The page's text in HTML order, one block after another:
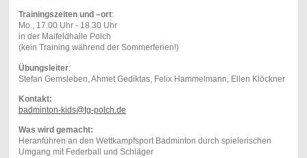
Trainingszeiten und –ort:
Mo., 17.00 Uhr - 18.30 Uhr
in der Maifeldhalle Polch
(kein Training während der Sommerferien!)
Übungsleiter:
Stefan Gemsleben, Ahmet Gediktas, Felix Hammelmann, Ellen Klöckner
Kontakt:
badminton-kids@tg-polch.de
Was wird gemacht:
Heranführen an den Wettkampfsport Badminton durch spielerischen
Umgang mit Federball und Schläger